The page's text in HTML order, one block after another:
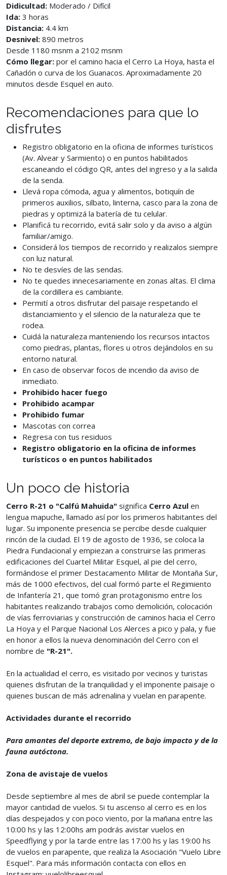
Didicultad: Moderado / Difícil
Ida: 3 horas
Distancia: 4.4 km
Desnivel: 890 metros
Desde 1180 msnm a 2102 msnm
Cómo llegar: por el camino hacia el Cerro La Hoya, hasta el
Cañadón o curva de los Guanacos. Aproximadamente 20
minutos desde Esquel en auto.
Recomendaciones para que lo
disfrutes
Registro obligatorio en la oficina de informes turísticos
(Av. Alvear y Sarmiento) o en puntos habilitados
escaneando el código QR, antes del ingreso y a la salida
de la senda.
Llevá ropa cómoda, agua y alimentos, botiquín de
primeros auxilios, silbato, linterna, casco para la zona de
piedras y optimizá la batería de tu celular.
Planificá tu recorrido, evitá salir solo y da aviso a algún
familiar/amigo.
Considerá los tiempos de recorrido y realizalos siempre
con luz natural.
No te desvíes de las sendas.
No te quedes innecesariamente en zonas altas. El clima
de la cordillera es cambiante.
Permití a otros disfrutar del paisaje respetando el
distanciamiento y el silencio de la naturaleza que te
rodea.
Cuidá la naturaleza manteniendo los recursos intactos
como piedras, plantas, flores u otros dejándolos en su
entorno natural.
En caso de observar focos de incendio da aviso de
inmediato.
Prohibido hacer fuego
Prohibido acampar
Prohibido fumar
Mascotas con correa
Regresa con tus residuos
Registro obligatorio en la oficina de informes
turísticos o en puntos habilitados
Un poco de historia
Cerro R-21 o "Calfú Mahuida" significa Cerro Azul en
lengua mapuche, llamado así por los primeros habitantes del
lugar. Su imponente presencia se percibe desde cualquier
rincón de la ciudad. El 19 de agosto de 1936, se coloca la
Piedra Fundacional y empiezan a construirse las primeras
edificaciones del Cuartel Militar Esquel, al pie del cerro,
formándose el primer Destacamento Militar de Montaña Sur,
más de 1000 efectivos, del cual formó parte el Regimiento
de Infantería 21, que tomó gran protagonismo entre los
habitantes realizando trabajos como demolición, colocación
de vías ferroviarias y construcción de caminos hacia el Cerro
La Hoya y el Parque Nacional Los Alerces a pico y pala, y fue
en honor a ellos la nueva denominación del Cerro con el
nombre de "R-21".
En la actualidad el cerro, es visitado por vecinos y turistas
quienes disfrutan de la tranquilidad y el imponente paisaje o
quienes buscan de más adrenalina y vuelan en parapente.
Actividades durante el recorrido
Para amantes del deporte extremo, de bajo impacto y de la
fauna autóctona.
Zona de avistaje de vuelos
Desde septiembre al mes de abril se puede contemplar la
mayor cantidad de vuelos. Si tu ascenso al cerro es en los
días despejados y con poco viento, por la mañana entre las
10:00 hs y las 12:00hs am podrás avistar vuelos en
Speedflying y por la tarde entre las 17:00 hs y las 19:00 hs
de vuelos en parapente, que realiza la Asociación "Vuelo Libre
Esquel". Para más información contacta con ellos en